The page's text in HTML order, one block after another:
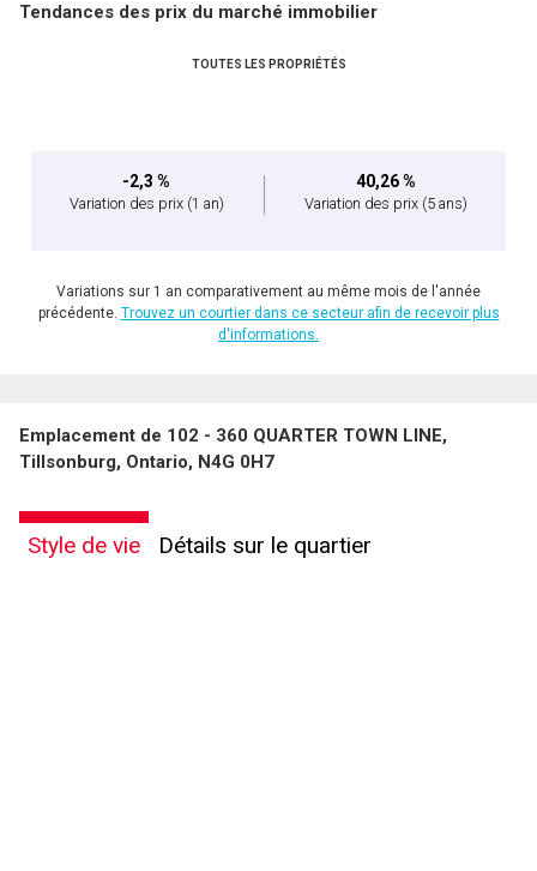
Tendances des prix du marché immobilier
TOUTES LES PROPRIÉTÉS
-2,3 %
Variation des prix (1 an)
40,26 %
Variation des prix (5 ans)
Variations sur 1 an comparativement au même mois de l'année
précédente. Trouvez un courtier dans ce secteur afin de recevoir plus
d'informations.
Emplacement de 102 - 360 QUARTER TOWN LINE,
Tillsonburg, Ontario, N4G 0H7
Style de vie Détails sur le quartier